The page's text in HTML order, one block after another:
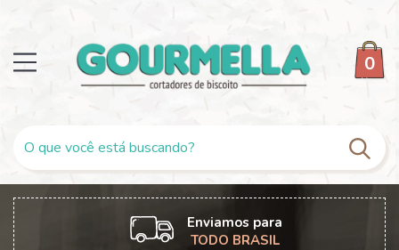
0
Enviamos para
TODO BRASIL